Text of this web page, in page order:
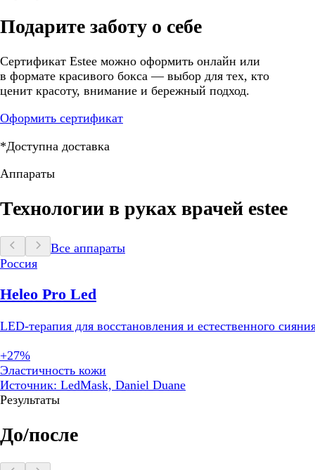
Подарите заботу о себе
Сертификат Estee можно оформить онлайн или
в формате красивого бокса — выбор для тех, кто
ценит красоту, внимание и бережный подход.
Оформить сертификат
*Доступна доставка
Аппараты
Технологии в руках врачей estee
Все аппараты
Россия
Heleo Pro Led
LED-терапия для восстановления и естественного
+27%
Эластичность кожи
Источник: LedMask, Daniel Duane
Результаты
До/после